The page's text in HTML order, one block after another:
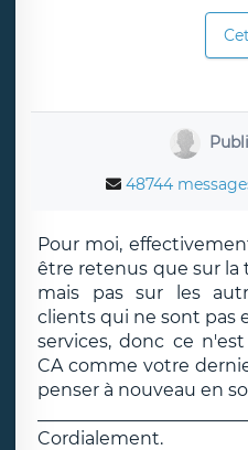
48744
Pour moi,
être retenus que sur
mais pas sur les
clients qui ne sont pas
services, donc ce
CA comme votre
penser à nouveau en
Cordialement.